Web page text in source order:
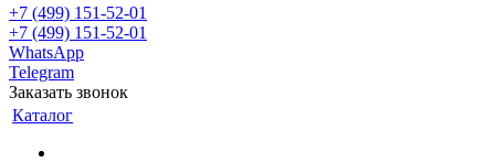
+7 (499) 151-52-01
+7 (499) 151-52-01
WhatsApp
Telegram
Заказать звонок
Каталог